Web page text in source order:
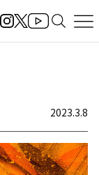
2023.3.8